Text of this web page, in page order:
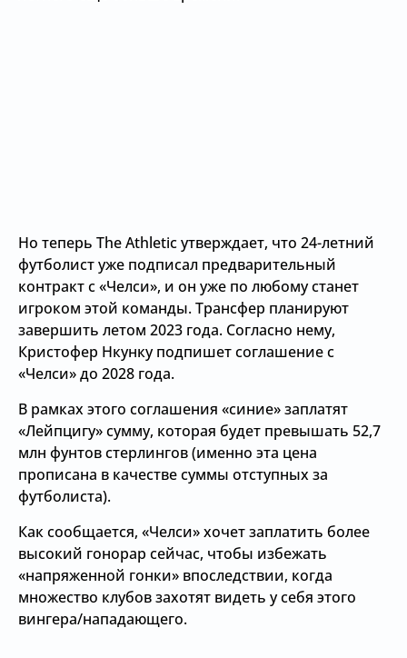
Но теперь The Athletic утверждает, что 24-летний
футболист уже подписал предварительный
контракт с «Челси», и он уже по любому станет
игроком этой команды. Трансфер планируют
завершить летом 2023 года. Согласно нему,
Кристофер Нкунку подпишет соглашение с
«Челси» до 2028 года.
В рамках этого соглашения «синие» заплатят
«Лейпцигу» сумму, которая будет превышать 52,7
млн фунтов стерлингов (именно эта цена
прописана в качестве суммы отступных за
футболиста).
Как сообщается, «Челси» хочет заплатить более
высокий гонорар сейчас, чтобы избежать
«напряженной гонки» впоследствии, когда
множество клубов захотят видеть у себя этого
вингера/нападающего.